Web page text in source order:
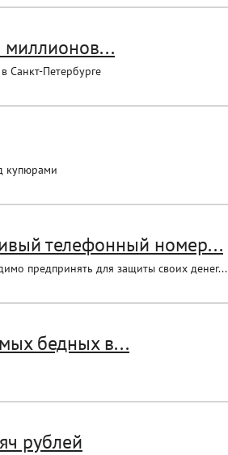
миллионов...
Санкт-Петербурге
купюрами
телефонный номер...
предпринять для защиты своих денег...
бедных в...
рублей